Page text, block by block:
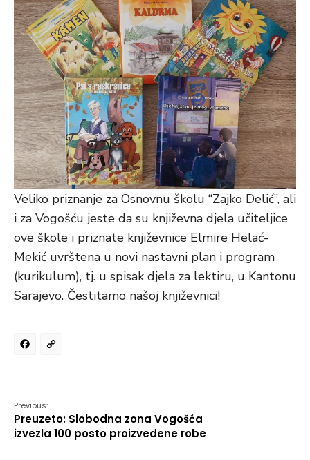
Veliko priznanje za Osnovnu školu “Zajko Delić”, ali
i za Vogošću jeste da su književna djela učiteljice
ove škole i priznate književnice Elmire Helać-
Mekić uvrštena u novi nastavni plan i program
(kurikulum), tj. u spisak djela za lektiru, u Kantonu
Sarajevo. Čestitamo našoj književnici!
Facebook
Previous:
Preuzeto: Slobodna zona Vogošća
izvezla 100 posto proizvedene robe